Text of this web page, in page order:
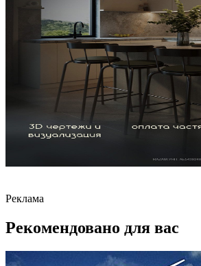
Реклама
Рекомендовано для вас